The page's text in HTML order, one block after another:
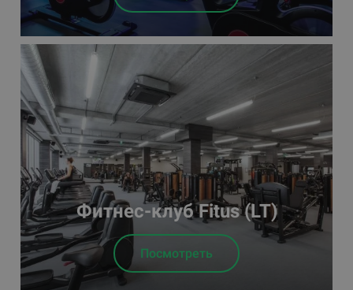
Фитнес-клуб Fitus (LT)
Посмотреть